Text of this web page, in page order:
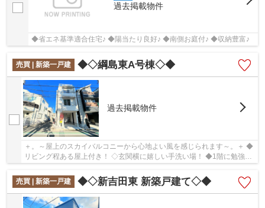
過去掲載物件
◆省エネ基準適合住宅♪ ◆陽当たり良好♪ ◆南側お庭付♪ ◆収納豊富♪
売買 | 新築一戸建 ◆◇綱島東A号棟◇◆
過去掲載物件
＋。～屋上のスカイバルコニーから心地よい風を感じられます～。＋ ◆
リビング程ある屋上付き！ ◇玄関横に嬉しい手洗い場！ ◆1階に勉強や
仕事机にもなるマルチペース付き！
売買 | 新築一戸建
◆◇新吉田東 新築戸建て◇◆